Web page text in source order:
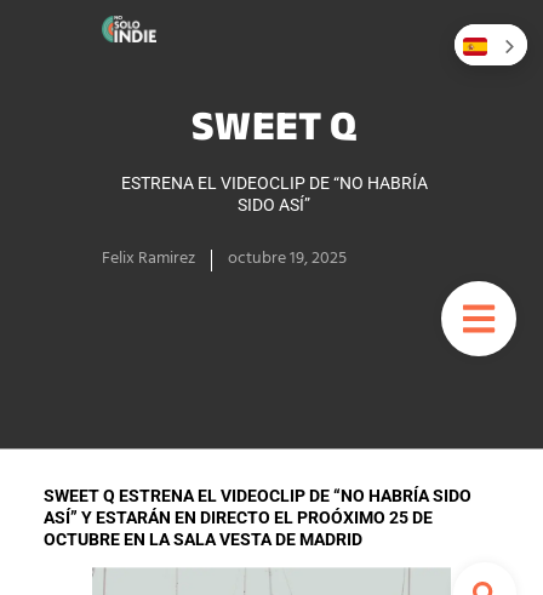
SWEET Q
ESTRENA EL VIDEOCLIP DE “NO HABRÍA
SIDO ASÍ”
Felix Ramirez octubre 19, 2025
SWEET Q ESTRENA EL VIDEOCLIP DE “NO HABRÍA SIDO
ASÍ” Y ESTARÁN EN DIRECTO EL PROÓXIMO 25 DE
OCTUBRE EN LA SALA VESTA DE MADRID